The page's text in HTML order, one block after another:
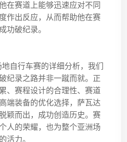
在赛道上能够迅速应对不同
作出反应，从而帮助他在赛
功破纪录。
自行车赛的详细分析，我们
纪录之路并非一蹴而就。正
、赛程设计的合理性、赛道
端装备的优化选择，萨瓦达
颖而出，成功创造历史。赛
人的荣耀，也为整个亚洲场
活力。